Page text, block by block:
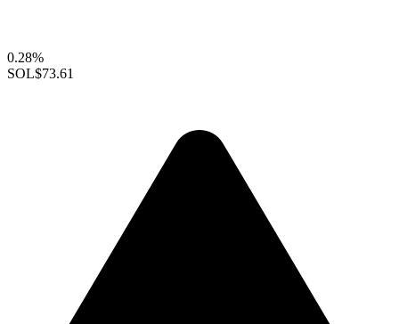
0.28%
SOL$73.61